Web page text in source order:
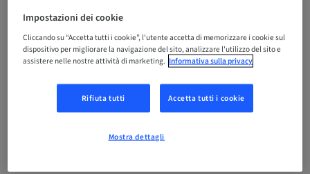
Scadenza registrazione
12. dic 2026 (UTC+1)
Italiano
Impostazioni dei cookie
Cliccando su “Accetta tutti i cookie”, l'utente accetta di memorizzare i cookie sul
dispositivo per migliorare la navigazione del sito, analizzare l'utilizzo del sito e
assistere nelle nostre attività di marketing. Informativa sulla privacy
Rifiuta tutti Accetta tutti i cookie
Mostra dettagli